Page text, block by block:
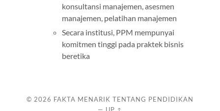
konsultansi manajemen, asesmen
manajemen, pelatihan manajemen
Secara institusi, PPM mempunyai
komitmen tinggi pada praktek bisnis
beretika
© 2026 FAKTA MENARIK TENTANG PENDIDIKAN